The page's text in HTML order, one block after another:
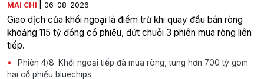
MAI CHI 06-08-2026
Giao dịch của khối ngoại là điểm trừ khi quay đầu bán ròng
khoảng 115 tỷ đồng cổ phiếu, đứt chuỗi 3 phiên mua ròng liên
tiếp.
Phiên 4/8: Khối ngoại tiếp đà mua ròng, tung hơn 700 tỷ gom
hai cổ phiếu bluechips